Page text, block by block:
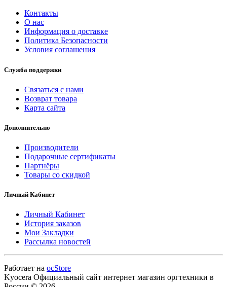
Контакты
О нас
Информация о доставке
Политика Безопасности
Условия соглашения
Служба поддержки
Связаться с нами
Возврат товара
Карта сайта
Дополнительно
Производители
Подарочные сертификаты
Партнёры
Товары со скидкой
Личный Кабинет
Личный Кабинет
История заказов
Мои Закладки
Рассылка новостей
Работает на ocStore
Kyocera Официальный сайт интернет магазин оргтехники в